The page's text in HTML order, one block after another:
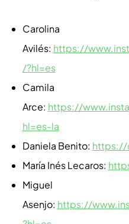
Carolina
Avilés: https://
/?hl=es
Camila
Arce: https://
hl=es-la
Daniela Benito: https://
María Inés Lecaros:
Miguel
Asenjo: https://